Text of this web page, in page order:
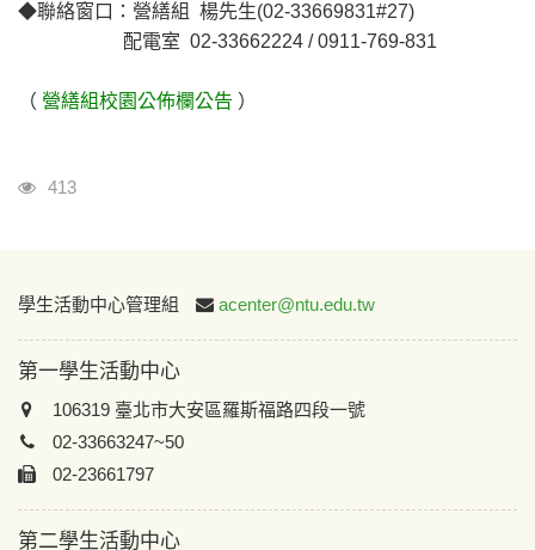
◆聯絡窗口：營繕組 楊先生(02-33669831#27)
配電室 02-33662224 / 0911-769-831
（ 營繕組校園公佈欄公告 ）
瀏覽人次
413
:::
學生活動中心管理組 acenter@ntu.edu.tw
第一學生活動中心
106319 臺北市大安區羅斯福路四段一號
02-33663247~50
02-23661797
第二學生活動中心